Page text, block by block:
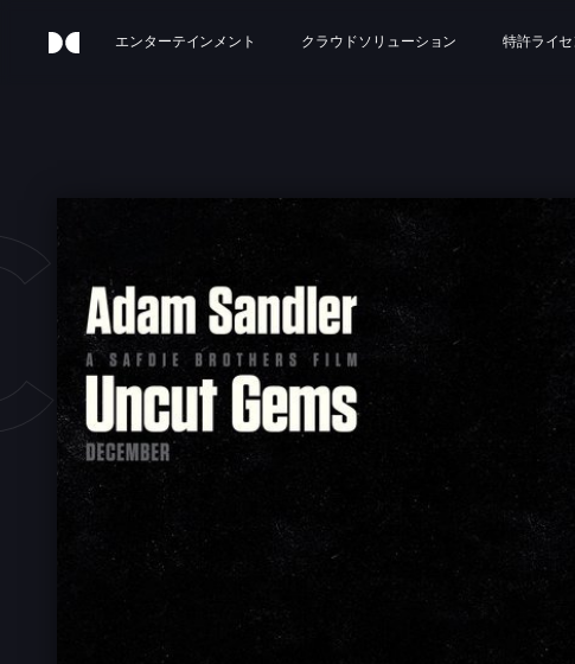
エンターテインメント クラウドソリューション 特許ライ